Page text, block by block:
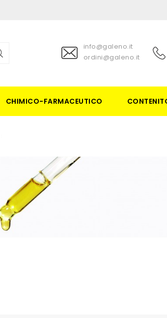
info@galeno.it
ordini@galeno.it
CHIMICO-FARMACEUTICO